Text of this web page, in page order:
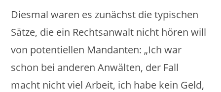
Diesmal waren es zunächst die typischen
Sätze, die ein Rechtsanwalt nicht hören will
von potentiellen Mandanten: „Ich war
schon bei anderen Anwälten, der Fall
macht nicht viel Arbeit, ich habe kein Geld,